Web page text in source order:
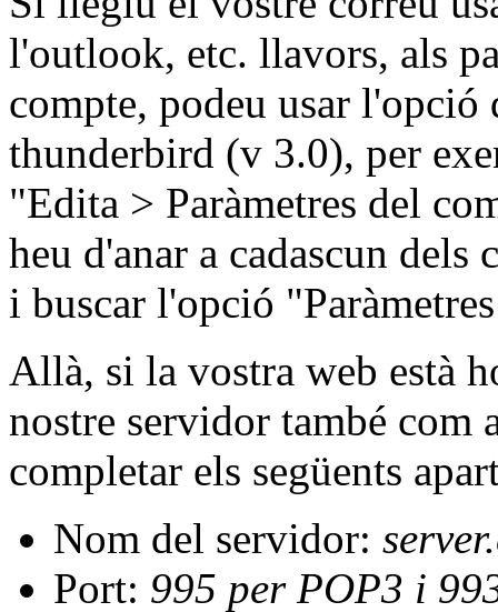
l'outlook, etc. llavors, als
compte, podeu usar
thunderbird (v 3.0), per
"Edita > Paràmetres del
heu d'anar a cadascun
i buscar l'opció
Allà, si la vostra web està
nostre servidor també com
completar els següents
Nom del servidor:
Port: 995 per POP3 i